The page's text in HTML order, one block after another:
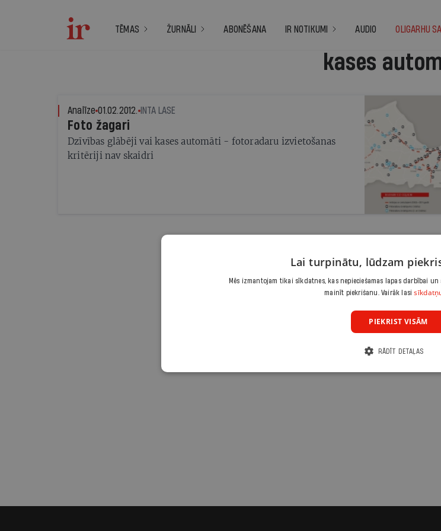
TĒMAS ŽURNĀLI ABONĒŠANA IR NOTIKUMI AUDIO OLIGARHU
kases
Analīze 01.02.2012. INTA LASE
Foto žagari
Dzīvības glābēji vai kases automāti - fotoradaru izvietošanas
kritēriji nav skaidri
Lai turpinātu, lūdzam
Mēs izmantojam tikai sīkdatnes, kas nepieciešamas lapas darbībai
mainīt piekrišanu. Vairāk lasi
PIEKRIST VISĀM
RĀDĪT DETAĻAS